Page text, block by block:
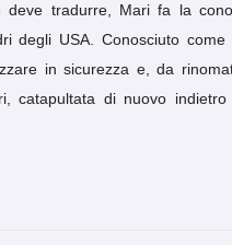
deve tradurre, Mari fa la
degli USA. Conosciuto
in sicurezza e, da
catapultata di nuovo